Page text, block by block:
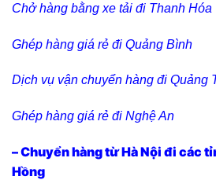
Chở hàng bằng xe tải đi Thanh Hóa
Ghép hàng giá rẻ đi Quảng Bình
Dịch vụ vận chuyển hàng đi Quảng
Ghép hàng giá rẻ đi Nghệ An
– Chuyển hàng từ Hà Nội đi các
Hồng